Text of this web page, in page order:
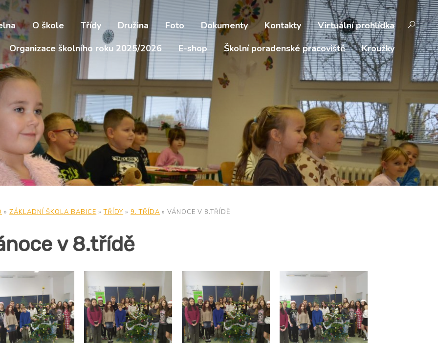
O škole Třídy Družina Foto Dokumenty Kontakty
Virtuální prohlídka
Organizace školního roku 2025/2026
E-shop Školní poradenské pracoviště Kroužky
» ZÁKLADNÍ ŠKOLA BABICE » TŘÍDY » 9. TŘÍDA » VÁNOCE V 8.TŘÍDĚ
v 8.třídě